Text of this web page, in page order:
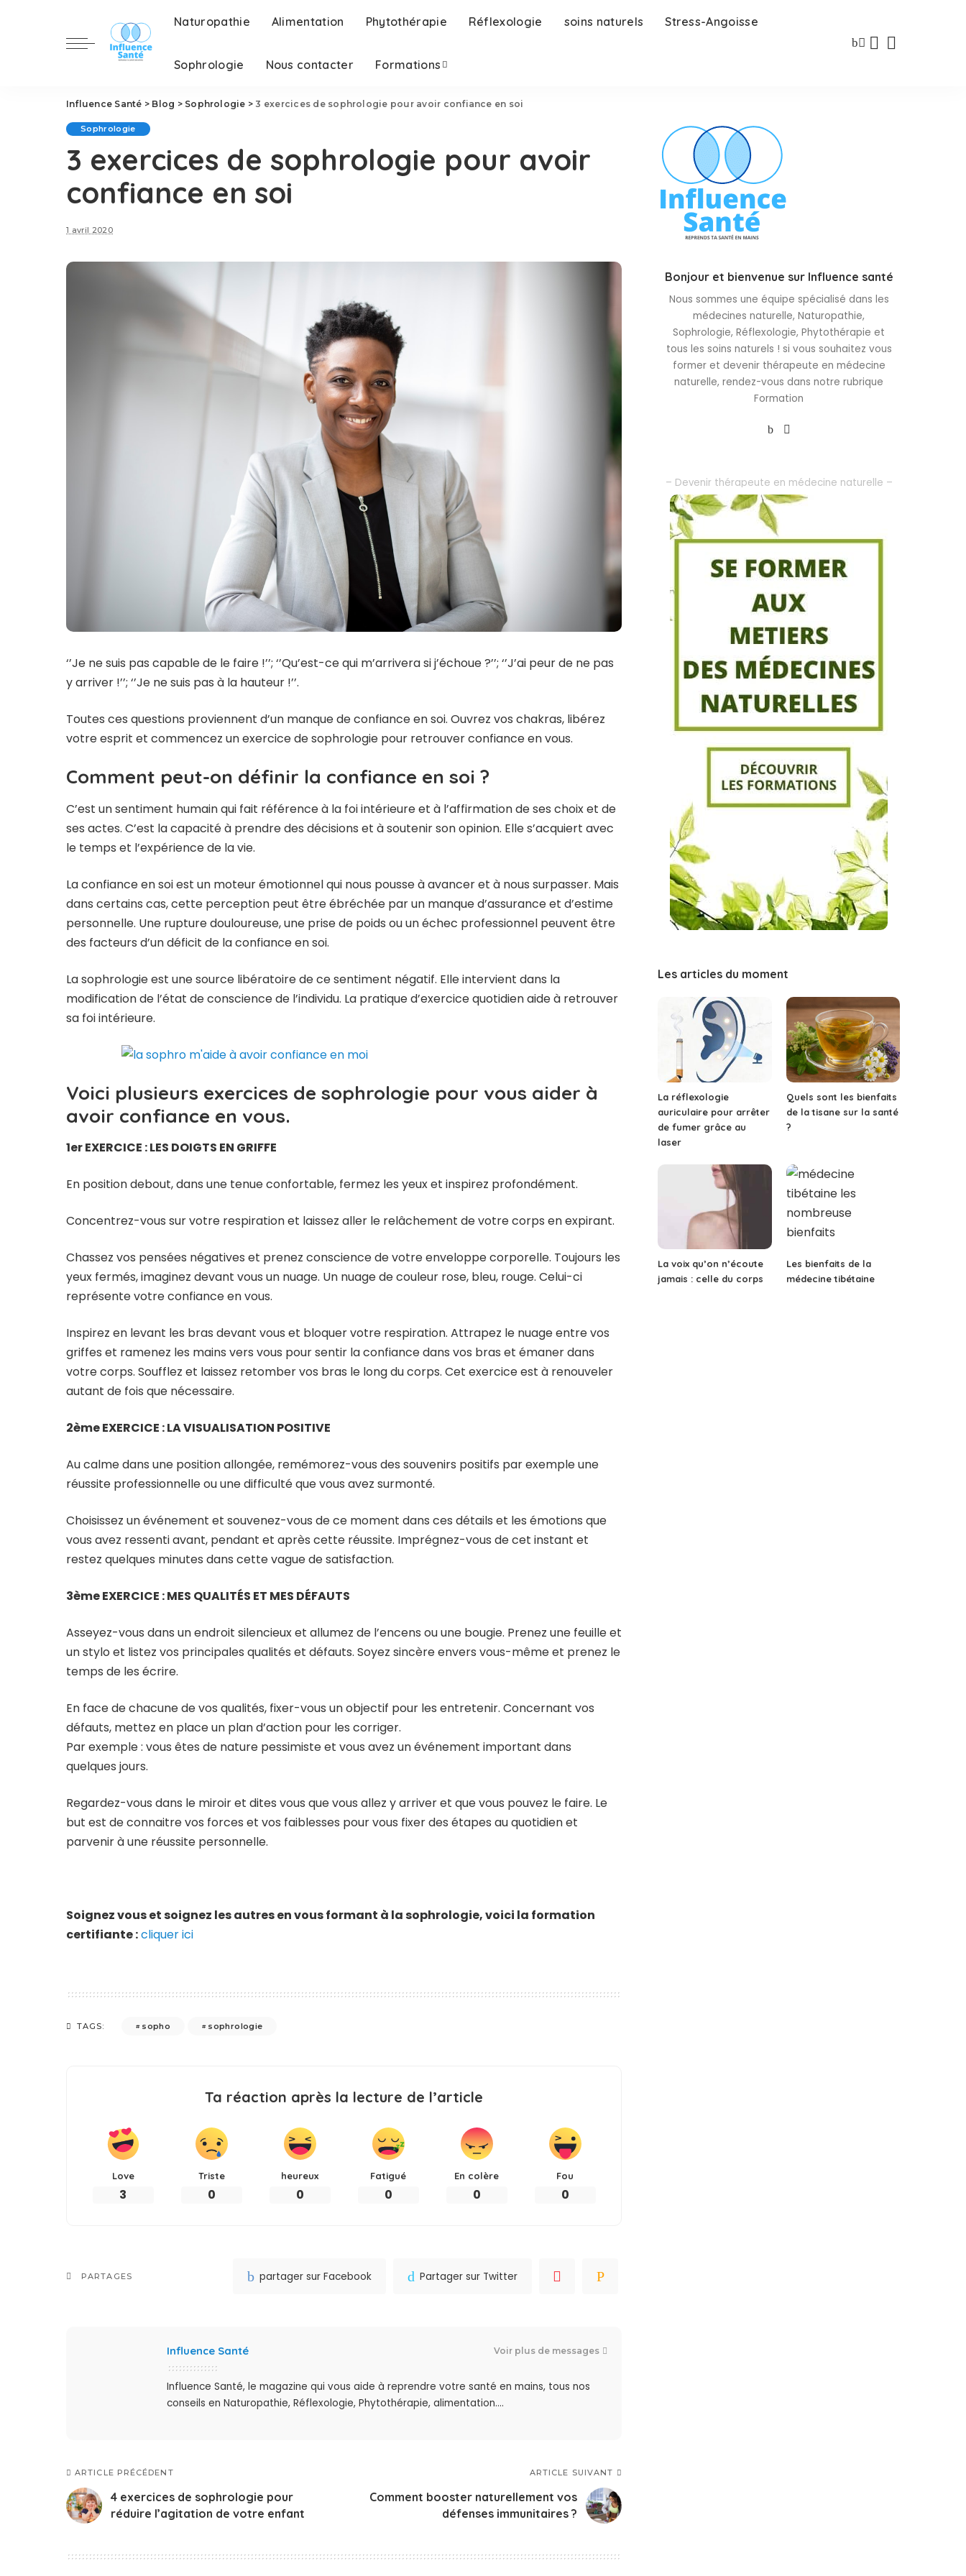
Naturopathie Alimentation Phytothérapie Réflexologie soins naturels Stress-Angoisse
Sophrologie Nous contacter Formations
Influence Santé > Blog > Sophrologie > 3 exercices de sophrologie pour avoir confiance en soi
Sophrologie
3 exercices de sophrologie pour avoir
confiance en soi
1 avril 2020
‘’Je ne suis pas capable de le faire !’’; ‘’Qu’est-ce qui m’arrivera si j’échoue ?’’; ‘’J’ai peur de ne pas
y arriver !’’; ‘’Je ne suis pas à la hauteur !’’.
Toutes ces questions proviennent d’un manque de confiance en soi. Ouvrez vos chakras, libérez
votre esprit et commencez un exercice de sophrologie pour retrouver confiance en vous.
Comment peut-on définir la confiance en soi ?
C’est un sentiment humain qui fait référence à la foi intérieure et à l’affirmation de ses choix et de
ses actes. C’est la capacité à prendre des décisions et à soutenir son opinion. Elle s’acquiert avec
le temps et l’expérience de la vie.
La confiance en soi est un moteur émotionnel qui nous pousse à avancer et à nous surpasser. Mais
dans certains cas, cette perception peut être ébréchée par un manque d’assurance et d’estime
personnelle. Une rupture douloureuse, une prise de poids ou un échec professionnel peuvent être
des facteurs d’un déficit de la confiance en soi.
La sophrologie est une source libératoire de ce sentiment négatif. Elle intervient dans la
modification de l’état de conscience de l’individu. La pratique d’exercice quotidien aide à retrouver
sa foi intérieure.
Voici plusieurs exercices de sophrologie pour vous aider à
avoir confiance en vous.
1er EXERCICE : LES DOIGTS EN GRIFFE
En position debout, dans une tenue confortable, fermez les yeux et inspirez profondément.
Concentrez-vous sur votre respiration et laissez aller le relâchement de votre corps en expirant.
Chassez vos pensées négatives et prenez conscience de votre enveloppe corporelle. Toujours les
yeux fermés, imaginez devant vous un nuage. Un nuage de couleur rose, bleu, rouge. Celui-ci
représente votre confiance en vous.
Inspirez en levant les bras devant vous et bloquer votre respiration. Attrapez le nuage entre vos
griffes et ramenez les mains vers vous pour sentir la confiance dans vos bras et émaner dans
votre corps. Soufflez et laissez retomber vos bras le long du corps. Cet exercice est à renouveler
autant de fois que nécessaire.
2ème EXERCICE : LA VISUALISATION POSITIVE
Au calme dans une position allongée, remémorez-vous des souvenirs positifs par exemple une
réussite professionnelle ou une difficulté que vous avez surmonté.
Choisissez un événement et souvenez-vous de ce moment dans ces détails et les émotions que
vous avez ressenti avant, pendant et après cette réussite. Imprégnez-vous de cet instant et
restez quelques minutes dans cette vague de satisfaction.
3ème EXERCICE : MES QUALITÉS ET MES DÉFAUTS
Asseyez-vous dans un endroit silencieux et allumez de l’encens ou une bougie. Prenez une feuille et
un stylo et listez vos principales qualités et défauts. Soyez sincère envers vous-même et prenez le
temps de les écrire.
En face de chacune de vos qualités, fixer-vous un objectif pour les entretenir. Concernant vos
défauts, mettez en place un plan d’action pour les corriger.
Par exemple : vous êtes de nature pessimiste et vous avez un événement important dans
quelques jours.
Regardez-vous dans le miroir et dites vous que vous allez y arriver et que vous pouvez le faire. Le
but est de connaitre vos forces et vos faiblesses pour vous fixer des étapes au quotidien et
parvenir à une réussite personnelle.
Soignez vous et soignez les autres en vous formant à la sophrologie, voici la formation
certifiante :cliquer ici
TAGS: sopho sophrologie
Ta réaction après la lecture de l’article
Love
3
Triste
0
heureux
0
Fatigué
0
En colère
0
Fou
0
PARTAGES partager sur Facebook Partager sur Twitter
Influence Santé Voir plus de messages
Influence Santé, le magazine qui vous aide à reprendre votre santé en mains, tous nos
conseils en Naturopathie, Réflexologie, Phytothérapie, alimentation....
ARTICLE PRÉCÉDENT
4 exercices de sophrologie pour
réduire l’agitation de votre enfant
ARTICLE SUIVANT
Comment booster naturellement vos
défenses immunitaires ?
Bonjour et bienvenue sur Influence santé
Nous sommes une équipe spécialisé dans les
médecines naturelle, Naturopathie,
Sophrologie, Réflexologie, Phytothérapie et
tous les soins naturels ! si vous souhaitez vous
former et devenir thérapeute en médecine
naturelle, rendez-vous dans notre rubrique
Formation
– Devenir thérapeute en médecine naturelle –
Les articles du moment
La réflexologie
auriculaire pour arrêter
de fumer grâce au
laser
Quels sont les bienfaits
de la tisane sur la santé
?
La voix qu’on n’écoute
jamais : celle du corps
Les bienfaits de la
médecine tibétaine